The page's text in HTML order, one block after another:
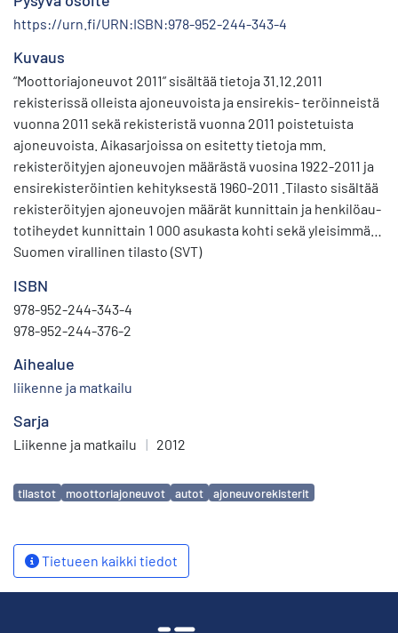
https://urn.fi/URN:ISBN:978-952-244-343-4
Kuvaus
“Moottoriajoneuvot 2011” sisältää tietoja 31.12.2011
rekisterissä olleista ajoneuvoista ja ensirekis- teröinneistä
vuonna 2011 sekä rekisteristä vuonna 2011 poistetuista
ajoneuvoista. Aikasarjoissa on esitetty tietoja mm.
rekisteröityjen ajoneuvojen määrästä vuosina 1922-2011 ja
ensirekisteröintien kehityksestä 1960-2011 .Tilasto sisältää
rekisteröityjen ajoneuvojen määrät kunnittain ja henkilöau-
totiheydet kunnittain 1 000 asukasta kohti sekä yleisimmät
merkit ja niiden ensirekisteröintimäärät. Tilasto sisältää
kantavuuksista.
Suomen virallinen tilasto (SVT)
ISBN
978-952-244-343-4
978-952-244-376-2
Aihealue
liikenne ja matkailu
Sarja
Liikenne ja matkailu | 2012
Avainsanat
tilastot moottoriajoneuvot autot ajoneuvorekisterit
Tietueen kaikki tiedot